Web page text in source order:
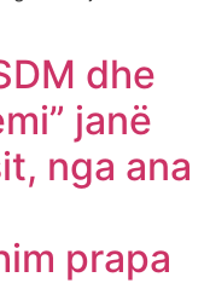
dhe
janë
nga ana
prapa